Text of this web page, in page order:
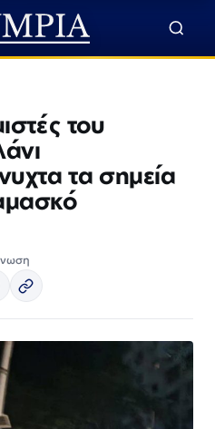
του
τα σημεία